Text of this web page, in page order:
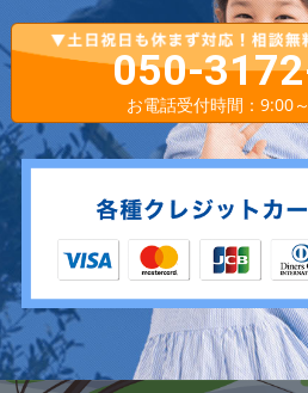
050-
お電話受付時間：9:00